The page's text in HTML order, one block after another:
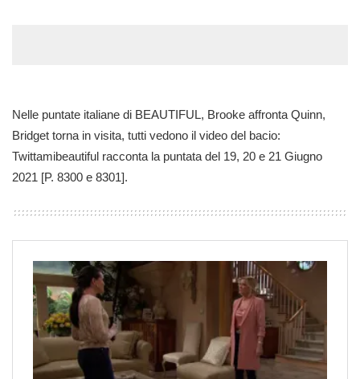
Nelle puntate italiane di BEAUTIFUL, Brooke affronta Quinn,
Bridget torna in visita, tutti vedono il video del bacio:
Twittamibeautiful racconta la puntata del 19, 20 e 21 Giugno
2021 [P. 8300 e 8301].